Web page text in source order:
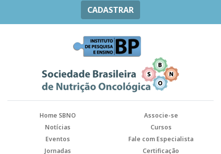
CADASTRAR
Home SBNO
Associe-se
Notícias
Cursos
Eventos
Fale com Especialista
Jornadas
Certificação